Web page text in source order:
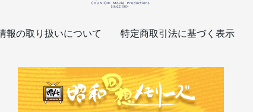
報の取り扱いについて 特定商取引法に基づく表示